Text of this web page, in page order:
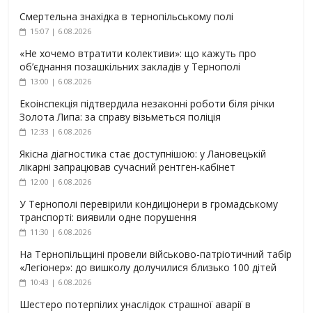
Смертельна знахідка в тернопільському полі
15:07 | 6.08.2026
«Не хочемо втратити колективи»: що кажуть про
об’єднання позашкільних закладів у Тернополі
13:00 | 6.08.2026
Екоінспекція підтвердила незаконні роботи біля річки
Золота Липа: за справу візьметься поліція
12:33 | 6.08.2026
Якісна діагностика стає доступнішою: у Лановецькій
лікарні запрацював сучасний рентген-кабінет
12:00 | 6.08.2026
У Тернополі перевірили кондиціонери в громадському
транспорті: виявили одне порушення
11:30 | 6.08.2026
На Тернопільщині провели військово-патріотичний табір
«Легіонер»: до вишколу долучилися близько 100 дітей
10:43 | 6.08.2026
Шестеро потерпілих унаслідок страшної аварії в